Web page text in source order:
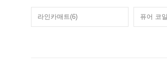
라인카매트(6) 퓨어 코